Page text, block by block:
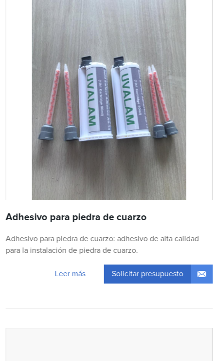
Adhesivo para piedra de cuarzo
Adhesivo para piedra de cuarzo: adhesivo de alta calidad
para la instalación de piedra de cuarzo.
Leer más Solicitar presupuesto